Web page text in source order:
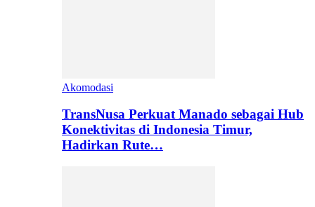
Akomodasi
TransNusa Perkuat Manado sebagai Hub
Konektivitas di Indonesia Timur,
Hadirkan Rute…